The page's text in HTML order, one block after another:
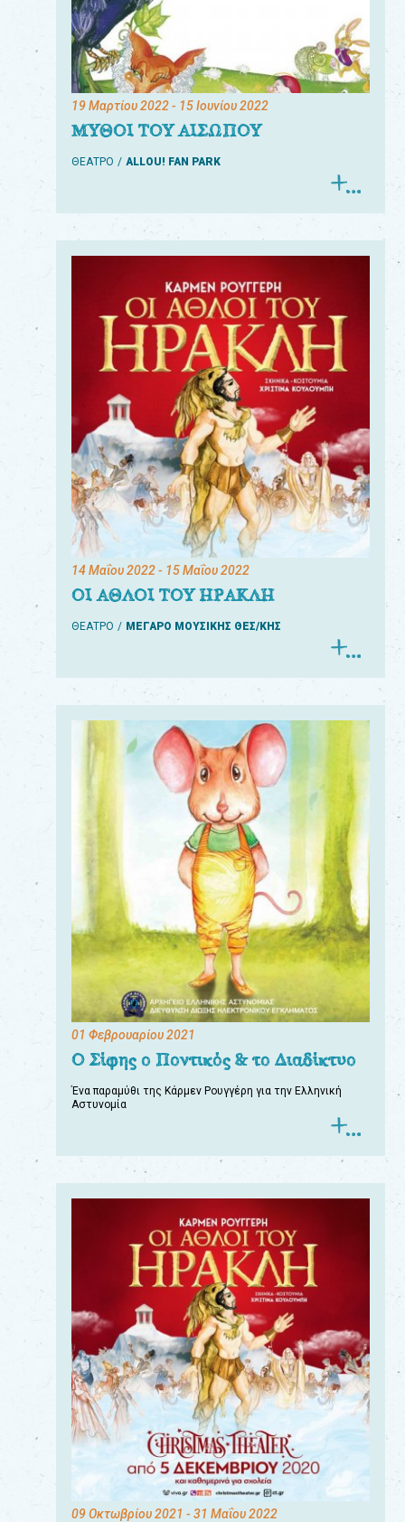
19 Μαρτίου 2022- 15 Ιουνίου 2022
ΜΥΘΟΙ ΤΟΥ ΑΙΣΩΠΟΥ
ΘΕΑΤΡΟ ALLOU! FAN PARK
14 Μαΐου 2022- 15 Μαΐου 2022
ΟΙ ΑΘΛΟΙ ΤΟΥ ΗΡΑΚΛΗ
ΘΕΑΤΡΟ ΜΕΓΑΡΟ ΜΟΥΣΙΚΗΣ ΘΕΣ/ΚΗΣ
01 Φεβρουαρίου 2021
Ο Σίφης ο Ποντικός & το Διαδίκτυο
Ένα παραμύθι της Κάρμεν Ρουγγέρη για την Ελληνική
Αστυνομία
09 Οκτωβρίου 2021 - 31 Μαΐου 2022